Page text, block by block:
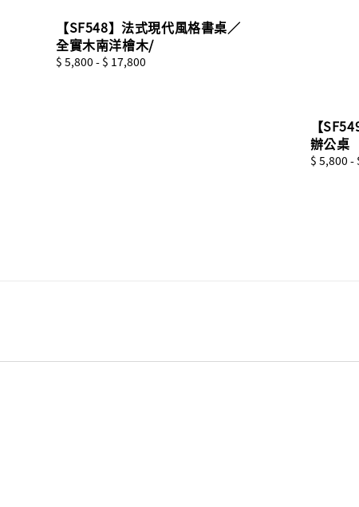
【SF548】法式現代風格書桌／
全實木南洋檜木/
Regular
$ 5,800 - $ 17,800
【
辦公桌
Regular
$ 5,800 -